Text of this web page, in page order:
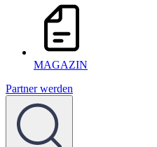
MAGAZIN
Partner werden